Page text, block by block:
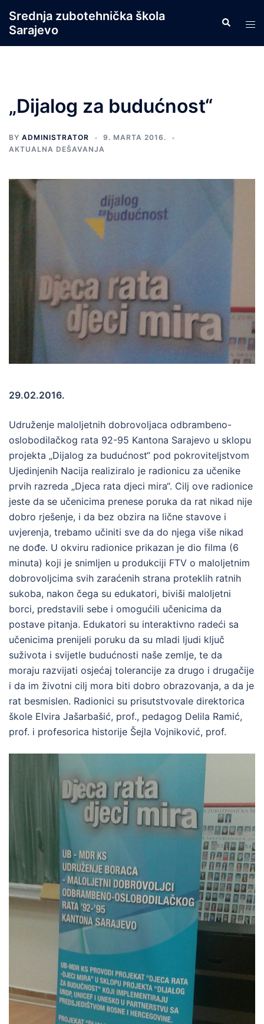
content
Srednja zubotehnička škola
Sarajevo
Search
„Dijalog za budućnost“
BY ADMINISTRATOR
9. MARTA 2016.
AKTUALNA DEŠAVANJA
29.02.2016.
Udruženje maloljetnih dobrovoljaca odbrambeno-
oslobodilačkog rata 92-95 Kantona Sarajevo u sklopu
projekta „Dijalog za budućnost“ pod pokroviteljstvom
Ujedinjenih Nacija realiziralo je radionicu za učenike
prvih razreda „Djeca rata djeci mira“. Cilj ove radionice
jeste da se učenicima prenese poruka da rat nikad nije
dobro rješenje, i da bez obzira na lične stavove i
uvjerenja, trebamo učiniti sve da do njega više nikad
ne dođe. U okviru radionice prikazan je dio filma (6
minuta) koji je snimljen u produkciji FTV o maloljetnim
dobrovoljcima svih zaraćenih strana proteklih ratnih
sukoba, nakon čega su edukatori, biviši maloljetni
borci, predstavili sebe i omogućili učenicima da
postave pitanja. Edukatori su interaktivno radeći sa
učenicima prenijeli poruku da su mladi ljudi ključ
suživota i svijetle budućnosti naše zemlje, te da
moraju razvijati osjećaj tolerancije za drugo i drugačije
i da im životni cilj mora biti dobro obrazovanja, a da je
rat besmislen. Radionici su prisutstvovale direktorica
škole Elvira Jašarbašić, prof., pedagog Delila Ramić,
prof. i profesorica historije Šejla Vojniković, prof.